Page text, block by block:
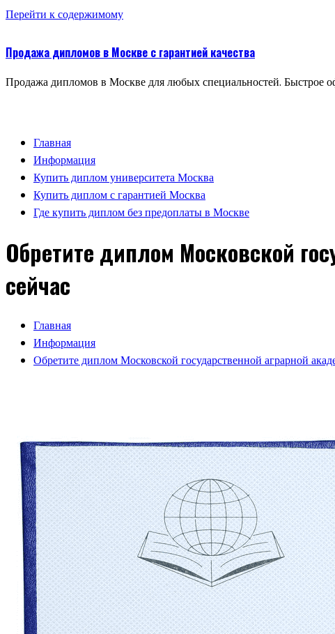
Перейти к содержимому
Продажа дипломов в Москве с гарантией качества
Продажа дипломов в Москве для любых специальностей. Быстрое
Главная
Информация
Купить диплом университета Москва
Купить диплом с гарантией Москва
Где купить диплом без предоплаты в Москве
Обретите диплом Московской
сейчас
Главная
Информация
Обретите диплом Московской государственной аграрной